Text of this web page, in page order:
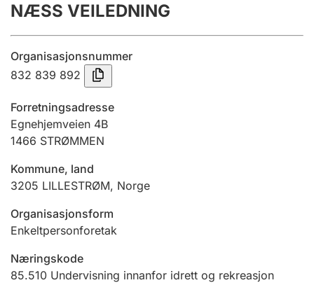
Årsrekneskap
Innsending og forseinkingsgebyr
Jeger
Ektepaktrettleiaren
Andre tema
NÆSS VEILEDNING
Organisasjonsnummer
832 839 892
Forretningsadresse
Egnehjemveien 4B
1466 STRØMMEN
Kommune, land
3205 LILLESTRØM, Norge
Organisasjonsform
Enkeltpersonforetak
Næringskode
85.510 Undervisning innanfor idrett og rekreasjon